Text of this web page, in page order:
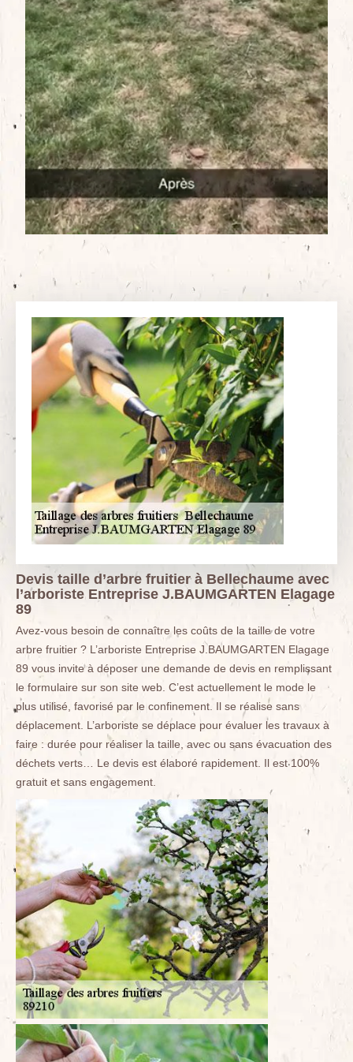
Devis taille d’arbre fruitier à Bellechaume avec
l’arboriste Entreprise J.BAUMGARTEN Elagage
89
Avez-vous besoin de connaître les coûts de la taille de votre
arbre fruitier ? L’arboriste Entreprise J.BAUMGARTEN Elagage
89 vous invite à déposer une demande de devis en remplissant
le formulaire sur son site web. C’est actuellement le mode le
plus utilisé, favorisé par le confinement. Il se réalise sans
déplacement. L’arboriste se déplace pour évaluer les travaux à
faire : durée pour réaliser la taille, avec ou sans évacuation des
déchets verts… Le devis est élaboré rapidement. Il est 100%
gratuit et sans engagement.